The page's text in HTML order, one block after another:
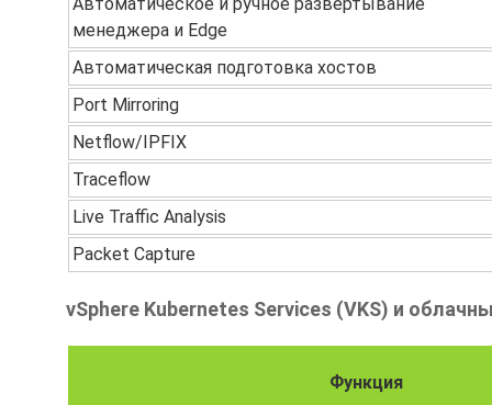
менеджера и Edge
Автоматическая подготовка хостов
Port Mirroring
Netflow/IPFIX
Traceflow
Live Traffic Analysis
Packet Capture
vSphere Kubernetes Services (VKS) и
Функция